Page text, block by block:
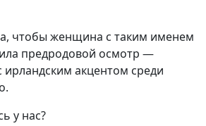
чтобы женщина с таким именем
предродовой осмотр —
акцентом среди
у нас?